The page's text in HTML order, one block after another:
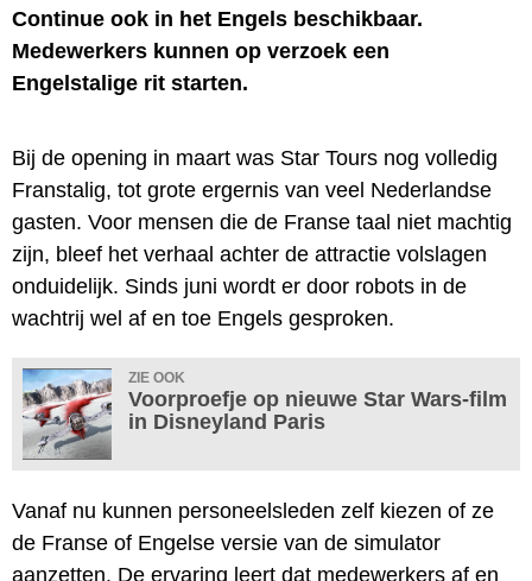
Continue ook in het Engels beschikbaar.
Medewerkers kunnen op verzoek een
Engelstalige rit starten.
Bij de opening in maart was Star Tours nog volledig
Franstalig, tot grote ergernis van veel Nederlandse
gasten. Voor mensen die de Franse taal niet machtig
zijn, bleef het verhaal achter de attractie volslagen
onduidelijk. Sinds juni wordt er door robots in de
wachtrij wel af en toe Engels gesproken.
ZIE OOK
Voorproefje op nieuwe Star Wars-film
in Disneyland Paris
Vanaf nu kunnen personeelsleden zelf kiezen of ze
de Franse of Engelse versie van de simulator
aanzetten. De ervaring leert dat medewerkers af en